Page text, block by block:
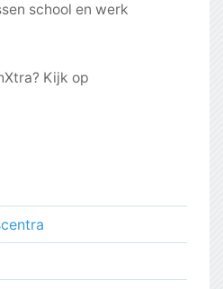
school en werk
Kijk op